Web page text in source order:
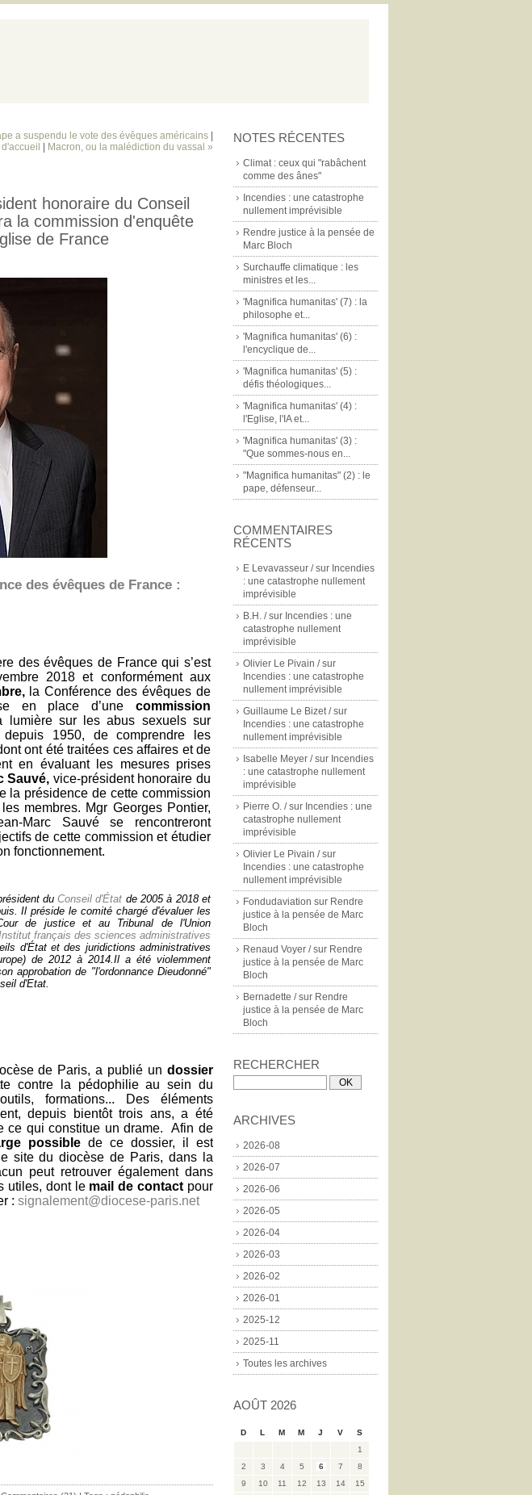
NOTES RÉCENTES
Climat : ceux qui "rabâchent
comme des ânes"
Incendies : une catastrophe
nullement imprévisible
Rendre justice à la pensée de
Marc Bloch
Surchauffe climatique : les
ministres et les...
'Magnifica humanitas' (7) : la
philosophe et...
'Magnifica humanitas' (6) :
l'encyclique de...
'Magnifica humanitas' (5) :
défis théologiques...
'Magnifica humanitas' (4) :
l'Eglise, l'IA et...
'Magnifica humanitas' (3) :
"Que sommes-nous en...
"Magnifica humanitas" (2) : le
pape, défenseur...
COMMENTAIRES
RÉCENTS
E Levavasseur /sur Incendies
: une catastrophe nullement
imprévisible
B.H. /sur Incendies : une
catastrophe nullement
imprévisible
Olivier Le Pivain /sur
Incendies : une catastrophe
nullement imprévisible
Guillaume Le Bizet /sur
Incendies : une catastrophe
nullement imprévisible
Isabelle Meyer /sur Incendies
: une catastrophe nullement
imprévisible
Pierre O. /sur Incendies : une
catastrophe nullement
imprévisible
Olivier Le Pivain /sur
Incendies : une catastrophe
nullement imprévisible
Fondudaviation sur Rendre
justice à la pensée de Marc
Bloch
Renaud Voyer /sur Rendre
justice à la pensée de Marc
Bloch
Bernadette /sur Rendre
justice à la pensée de Marc
Bloch
RECHERCHER
ARCHIVES
2026-08
2026-07
2026-06
2026-05
2026-04
2026-03
2026-02
2026-01
2025-12
2025-11
Toutes les archives
AOÛT 2026
D L M M J V
S
1
2
3 4 5 6 7
8
9
10 11 12 13 14
15
a suspendu le vote des évêques américains
Macron, ou la malédiction du vassal »
honoraire du Conseil
la commission d'enquête
de France
des évêques de France :
des évêques de France qui s’est
2018 et conformément aux
la Conférence des évêques de
en place d’une commission
lumière sur les abus sexuels sur
1950, de comprendre les
ont été traitées ces affaires et de
en évaluant les mesures prises
Sauvé, vice-président honoraire du
la présidence de cette commission
membres. Mgr Georges Pontier,
Marc Sauvé se rencontreront
de cette commission et étudier
fonctionnement.
duConseil d'État de 2005 à 2018 et
Il préside le comité chargé d'évaluer les
de justice et au Tribunal de l'Union
français des sciences administratives
d'État et des juridictions administratives
de 2012 à 2014.Il a été violemment
approbation de "l'ordonnance Dieudonné"
d'Etat.
de Paris, a publié undossier
contre la pédophilie au sein du
formations... Des éléments
depuis bientôt trois ans, a été
ce qui constitue un drame. Afin de
possible de ce dossier, il est
site du diocèse de Paris, dans la
peut retrouver également dans
utiles, dont lemail de contact pour
: signalement@diocese-paris.net